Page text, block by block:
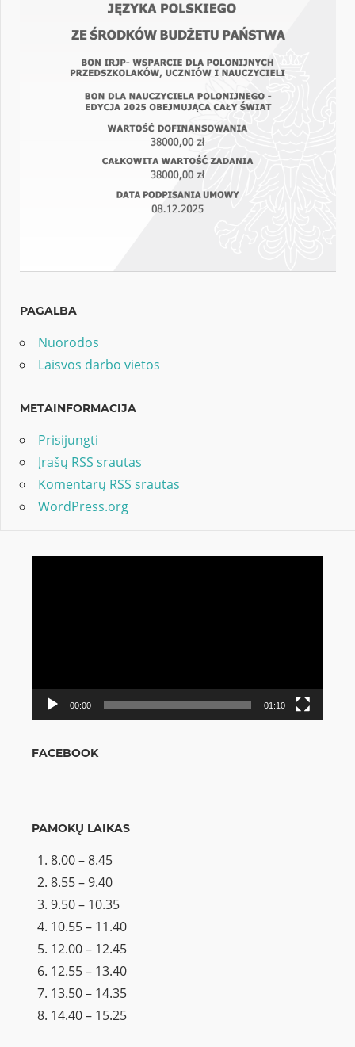
PAGALBA
Nuorodos
Laisvos darbo vietos
METAINFORMACIJA
Prisijungti
Įrašų RSS srautas
Komentarų RSS srautas
WordPress.org
00:00 01:10
FACEBOOK
PAMOKŲ LAIKAS
8.00 – 8.45
8.55 – 9.40
9.50 – 10.35
10.55 – 11.40
12.00 – 12.45
12.55 – 13.40
13.50 – 14.35
14.40 – 15.25